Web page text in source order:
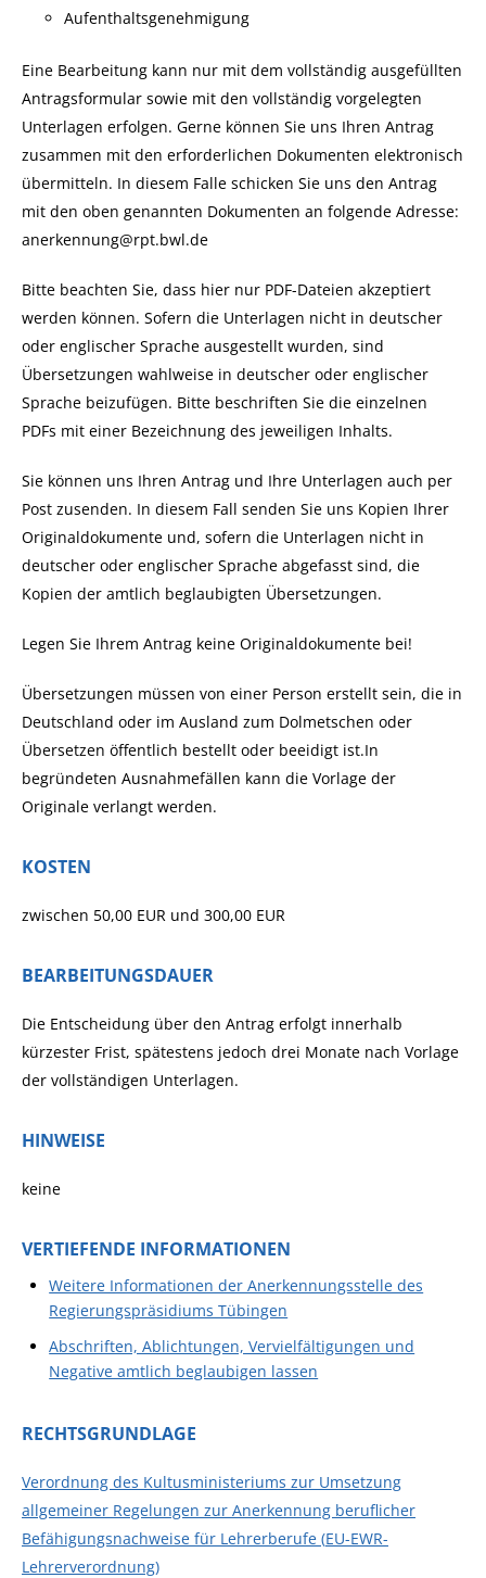
Aufenthaltsgenehmigung
Eine Bearbeitung kann nur mit dem vollständig ausgefüllten
Antragsformular sowie mit den vollständig vorgelegten
Unterlagen erfolgen. Gerne können Sie uns Ihren Antrag
zusammen mit den erforderlichen Dokumenten elektronisch
übermitteln. In diesem Falle schicken Sie uns den Antrag
mit den oben genannten Dokumenten an folgende Adresse:
anerkennung@rpt.bwl.de
Bitte beachten Sie, dass hier nur PDF-Dateien akzeptiert
werden können. Sofern die Unterlagen nicht in deutscher
oder englischer Sprache ausgestellt wurden, sind
Übersetzungen wahlweise in deutscher oder englischer
Sprache beizufügen. Bitte beschriften Sie die einzelnen
PDFs mit einer Bezeichnung des jeweiligen Inhalts.
Sie können uns Ihren Antrag und Ihre Unterlagen auch per
Post zusenden. In diesem Fall senden Sie uns Kopien Ihrer
Originaldokumente und, sofern die Unterlagen nicht in
deutscher oder englischer Sprache abgefasst sind, die
Kopien der amtlich beglaubigten Übersetzungen.
Legen Sie Ihrem Antrag keine Originaldokumente bei!
Übersetzungen müssen von einer Person erstellt sein, die in
Deutschland oder im Ausland zum Dolmetschen oder
Übersetzen öffentlich bestellt oder beeidigt ist.In
begründeten Ausnahmefällen kann die Vorlage der
Originale verlangt werden.
KOSTEN
zwischen 50,00 EUR und 300,00 EUR
BEARBEITUNGSDAUER
Die Entscheidung über den Antrag erfolgt innerhalb
kürzester Frist, spätestens jedoch drei Monate nach Vorlage
der vollständigen Unterlagen.
HINWEISE
keine
VERTIEFENDE INFORMATIONEN
Weitere Informationen der Anerkennungsstelle des
Regierungspräsidiums Tübingen
Abschriften, Ablichtungen, Vervielfältigungen und
Negative amtlich beglaubigen lassen
RECHTSGRUNDLAGE
Verordnung des Kultusministeriums zur Umsetzung
allgemeiner Regelungen zur Anerkennung beruflicher
Befähigungsnachweise für Lehrerberufe (EU-EWR-
Lehrerverordnung)